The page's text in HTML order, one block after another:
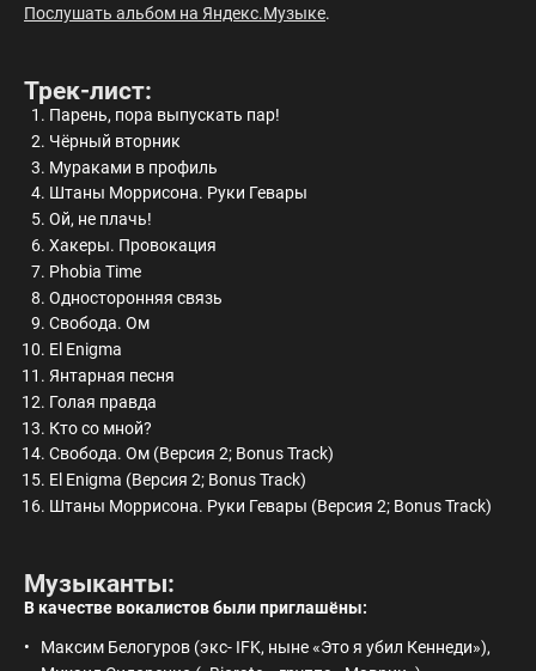
Послушать альбом на Яндекс.Музыке.
Трек-лист:
Парень, пора выпускать пар!
Чёрный вторник
Мураками в профиль
Штаны Моррисона. Руки Гевары
Ой, не плачь!
Хакеры. Провокация
Phobia Time
Односторонняя связь
Свобода. Ом
El Enigma
Янтарная песня
Голая правда
Кто со мной?
Свобода. Ом (Версия 2; Bonus Track)
El Enigma (Версия 2; Bonus Track)
Штаны Моррисона. Руки Гевары (Версия 2; Bonus Track)
Музыканты:
В качестве вокалистов были приглашёны:
Максим Белогуров (экс- IFK, ныне «Это я убил Кеннеди»),